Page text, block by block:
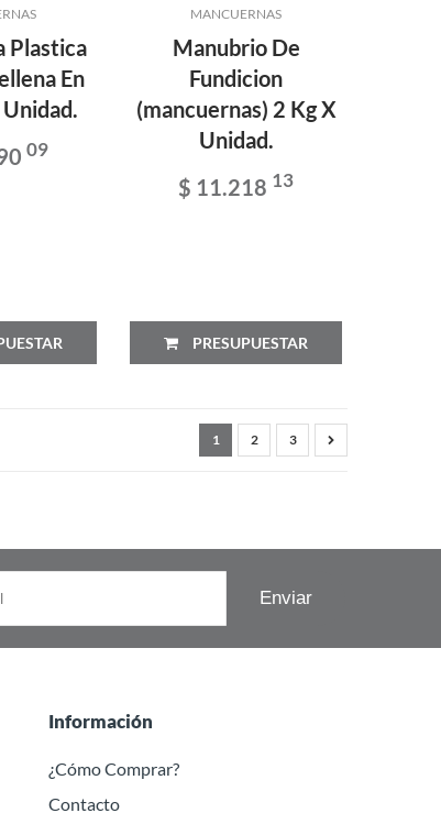
Plastica
En
09
MANCUERNAS
Manubrio De
Fundicion
(mancuernas) 2 Kg X
Unidad.
$ 11.218 13
PRESUPUESTAR
1 2 3
Información
¿Cómo Comprar?
Contacto